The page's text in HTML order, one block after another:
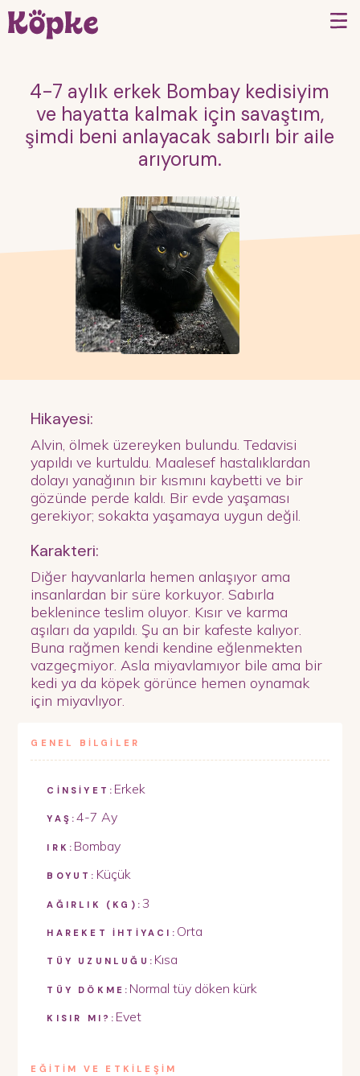
4-7 aylık erkek Bombay kedisiyim
ve hayatta kalmak için savaştım,
şimdi beni anlayacak sabırlı bir aile
arıyorum.
Hikayesi:
Alvin, ölmek üzereyken bulundu. Tedavisi
yapıldı ve kurtuldu. Maalesef hastalıklardan
dolayı yanağının bir kısmını kaybetti ve bir
gözünde perde kaldı. Bir evde yaşaması
gerekiyor; sokakta yaşamaya uygun değil.
Karakteri:
Diğer hayvanlarla hemen anlaşıyor ama
insanlardan bir süre korkuyor. Sabırla
beklenince teslim oluyor. Kısır ve karma
aşıları da yapıldı. Şu an bir kafeste kalıyor.
Buna rağmen kendi kendine eğlenmekten
vazgeçmiyor. Asla miyavlamıyor bile ama bir
kedi ya da köpek görünce hemen oynamak
için miyavlıyor.
GENEL BİLGİLER
CİNSİYET: Erkek
YAŞ:4-7 Ay
IRK: Bombay
BOYUT: Küçük
AĞIRLIK (KG): 3
HAREKET İHTİYACI: Orta
TÜY UZUNLUĞU: Kısa
TÜY DÖKME: Normal tüy döken kürk
KISIR MI?: Evet
EĞİTİM VE ETKİLEŞİM